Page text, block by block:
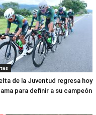
de la Juventud regresa hoy
para definir a su campeón